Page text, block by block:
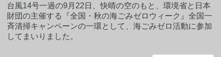
台風14号一過の9月22日、快晴の空のもと、環境省と日本
財団の主催する『全国・秋の海ごみゼロウィーク』全国一
斉清掃キャンペーンの一環として、海ごみゼロ活動に参加
してまいりました。